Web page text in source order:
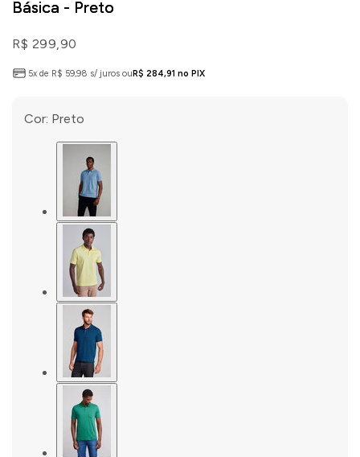
Básica - Preto
R$ 299,90
5x de R$ 59,98 s/ juros ouR$ 284,91 no PIX
Cor: Preto